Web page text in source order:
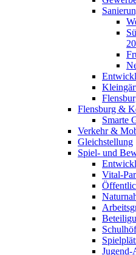
Flensburg &
Smarte
Verkehr &
Gleichstellung
Spiel- und
Vital-
Jugend-